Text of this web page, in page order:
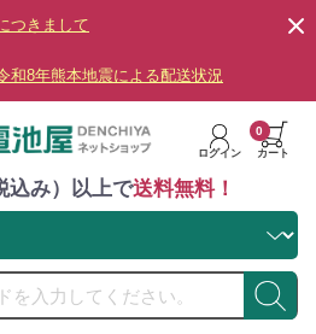
つきまして
和8年熊本地震による配送状況
ログイン カート
0
込み）以上で送料無料！